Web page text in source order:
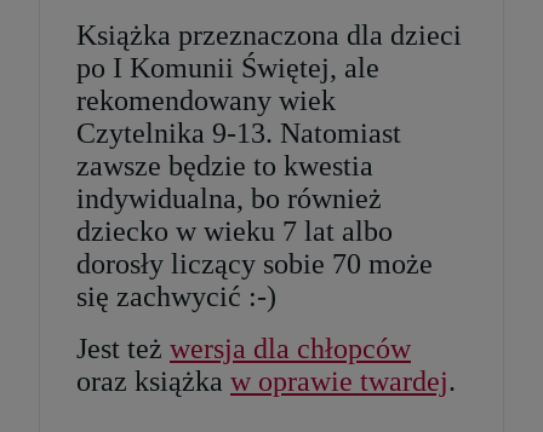
Książka przeznaczona dla dzieci
po I Komunii Świętej, ale
rekomendowany wiek
Czytelnika 9-13. Natomiast
zawsze będzie to kwestia
indywidualna, bo również
dziecko w wieku 7 lat albo
dorosły liczący sobie 70 może
się zachwycić :-)
Jest też wersja dla chłopców
oraz książka w oprawie twardej.